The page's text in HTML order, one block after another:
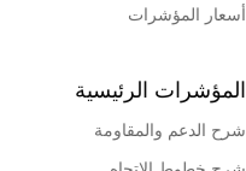
أسعار المؤشرات
المؤشرات الرئيسية
شرح الدعم والمقاومة